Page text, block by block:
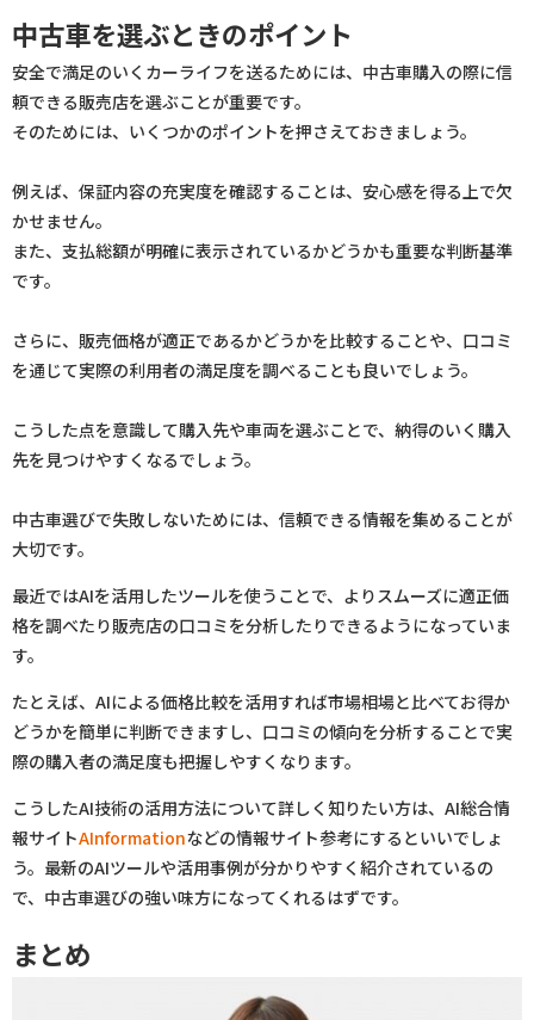
中古車を選ぶときのポイント
安全で満足のいくカーライフを送るためには、中古車購入の際に信
頼できる販売店を選ぶことが重要です。
そのためには、いくつかのポイントを押さえておきましょう。
例えば、保証内容の充実度を確認することは、安心感を得る上で欠
かせません。
また、支払総額が明確に表示されているかどうかも重要な判断基準
です。
さらに、販売価格が適正であるかどうかを比較することや、口コミ
を通じて実際の利用者の満足度を調べることも良いでしょう。
こうした点を意識して購入先や車両を選ぶことで、納得のいく購入
先を見つけやすくなるでしょう。
中古車選びで失敗しないためには、信頼できる情報を集めることが
大切です。
最近ではAIを活用したツールを使うことで、よりスムーズに適正価
格を調べたり販売店の口コミを分析したりできるようになっていま
す。
たとえば、AIによる価格比較を活用すれば市場相場と比べてお得か
どうかを簡単に判断できますし、口コミの傾向を分析することで実
際の購入者の満足度も把握しやすくなります。
こうしたAI技術の活用方法について詳しく知りたい方は、AI総合情
報サイトAInformationなどの情報サイト参考にするといいでしょ
う。最新のAIツールや活用事例が分かりやすく紹介されているの
で、中古車選びの強い味方になってくれるはずです。
まとめ